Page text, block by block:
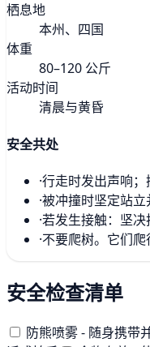
栖息地
本州、四国
体重
80–120 公斤
活动时间
清晨与黄昏
安全共处
·行走时发出声响
·被冲撞时坚定站
·若发生接触：坚
·不要爬树。它们
安全检查清单
防熊喷雾 - 随身携带